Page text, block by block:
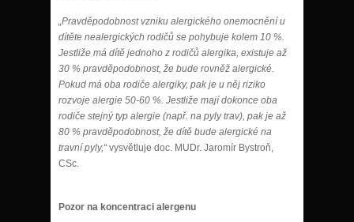
„Pravděpodobnost vzniku alergického onemocnění u
dítěte nealergických rodičů se pohybuje kolem 10 %.
Jestliže má dítě jednoho z rodičů alergika, existuje až
30 % pravděpodobnost, že bude rovněž alergické.
Pokud má oba rodiče alergiky, pak je u něj riziko
rozvoje alergie 50-60 %. Jestliže mají dokonce oba
rodiče stejný typ alergie (např. na pyly trav), pak je až
80 % pravděpodobnost, že dítě bude alergické na
travní pyly,“vysvětluje doc. MUDr. Jaromír Bystroň,
CSc.
Pozor na koncentraci alergenu